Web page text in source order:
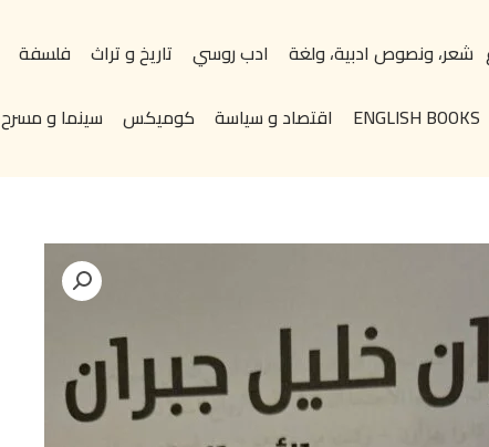
شعر، ونصوص ادبية، ولغة ادب روسي تاريخ و تراث فلسفة
ENGLISH BOOKS
اقتصاد و سياسة كوميكس سينما و مسرح